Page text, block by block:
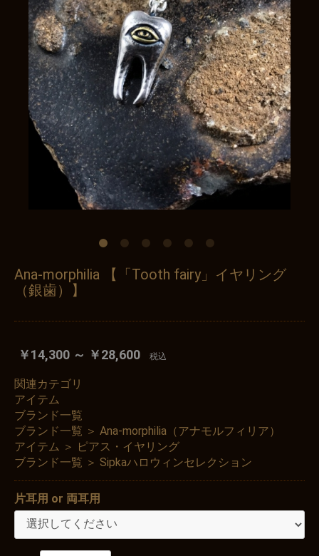
Ana-morphilia 【「Tooth fairy」イヤリング
（銀歯）】
￥14,300 ～ ￥28,600 税込
関連カテゴリ
アイテム
ブランド一覧
ブランド一覧 ＞ Ana-morphilia（アナモルフィリア）
アイテム ＞ ピアス・イヤリング
ブランド一覧 ＞ Sipkaハロウィンセレクション
片耳用 or 両耳用